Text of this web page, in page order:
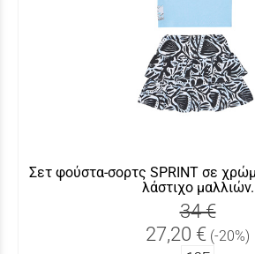
Σετ φούστα-σορτς SPRINT σε
λάστιχο μαλλιών.
34 €
27,20 € (-20%)